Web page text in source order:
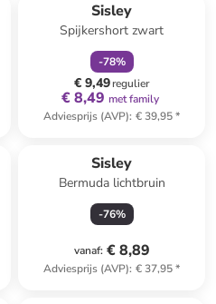
Sisley
Spijkershort zwart
-78%
€ 9,49regulier
€ 8,49 met family
Adviesprijs (AVP): € 39,95*
Sisley
Bermuda lichtbruin
-76%
vanaf: € 8,89
Adviesprijs (AVP): € 37,95*